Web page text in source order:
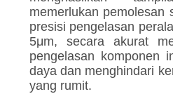
memerlukan pemolesan
presisi pengelasan
5μm, secara akurat
pengelasan komponen
daya dan menghindari
yang rumit.